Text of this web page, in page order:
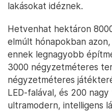
lakásokat idéznek.
Hetvenhat hektáron
elmúlt hónapokban
ennek legnagyobb
3000 négyzetméteres
négyzetméteres
LED-falával, és 200
ultramodern, intelligens